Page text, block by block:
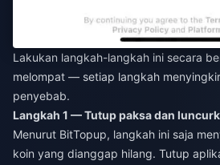
Lakukan langkah-langkah ini secara
melompat — setiap langkah
penyebab.
Langkah 1 — Tutup paksa dan
Menurut BitTopup, langkah ini saja
koin yang dianggap hilang. Tutup